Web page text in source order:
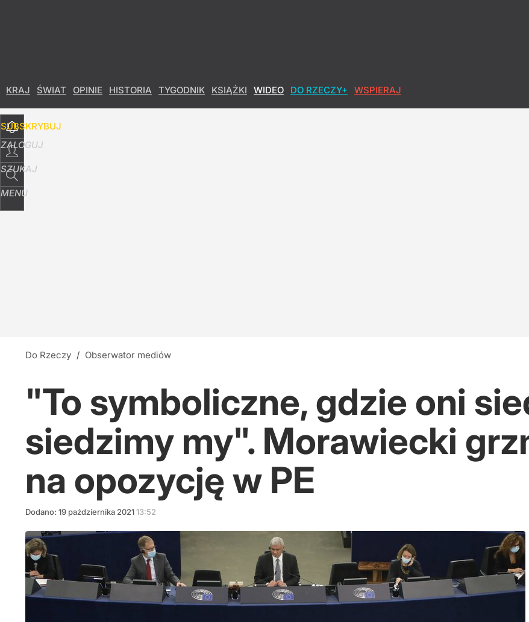
KRAJ ŚWIAT OPINIE HISTORIA TYGODNIK KSIĄŻKI WIDEO DO RZECZY+ WSPIERAJ
SUBSKRYBUJ
ZALOGUJ
SZUKAJ
MENU
Do Rzeczy / Obserwator mediów
"To symboliczne, gdzie oni
siedzimy my". Morawiecki
na opozycję w PE
Dodano: 19 października 202113:52